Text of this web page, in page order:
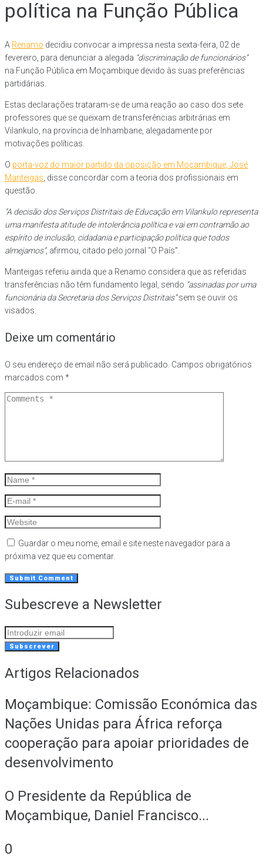
política na Função Pública
A Renamo decidiu convocar a impressa nesta sexta-feira, 02 de
fevereiro, para denunciar a alegada “discriminação de funcionários”
na Função Pública em Moçambique devido às suas preferências
partidárias.
Estas declarações trataram-se de uma reação ao caso dos sete
professores que se queixam de transferências arbitrárias em
Vilankulo, na província de Inhambane, alegadamente por
motivações políticas.
O porta-voz do maior partido da oposição em Moçambique, José
Manteigas , disse concordar com a teoria dos profissionais em
questão.
“A decisão dos Serviços Distritais de Educação em Vilankulo representa
uma manifesta atitude de intolerância política e vai em contramão ao
espírito de inclusão, cidadania e participação política que todos
almejamos”, afirmou, citado pelo jornal “O País”.
Manteigas referiu ainda que a Renamo considera que as referidas
transferências não têm fundamento legal, sendo “assinadas por uma
funcionária da Secretaria dos Serviços Distritais”sem se ouvir os
visados.
Deixe um comentário
O seu endereço de email não será publicado. Campos obrigatórios
marcados com *
Guardar o meu nome, email e site neste navegador para a
próxima vez que eu comentar.
Subescreve a Newsletter
Subscrever
Artigos Relacionados
Moçambique: Comissão Económica das
Nações Unidas para África reforça
cooperação para apoiar prioridades de
desenvolvimento
O Presidente da República de
Moçambique, Daniel Francisco...
0